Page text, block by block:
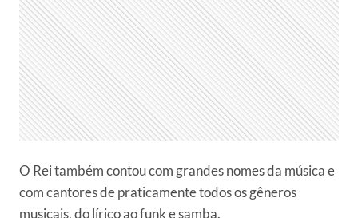
O Rei também contou com grandes nomes da música e
com cantores de praticamente todos os gêneros
musicais, do lírico ao funk e samba.